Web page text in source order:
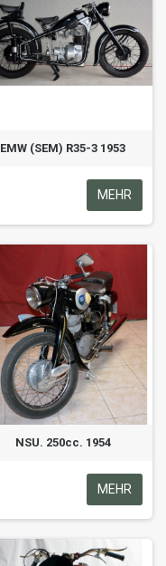
EMW (SEM) R35-3 1953
MEHR
NSU. 250cc. 1954
MEHR